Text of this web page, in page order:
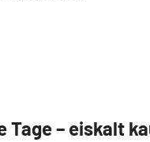
Tage – eiskalt